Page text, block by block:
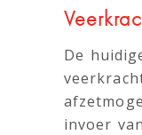
De
invoer